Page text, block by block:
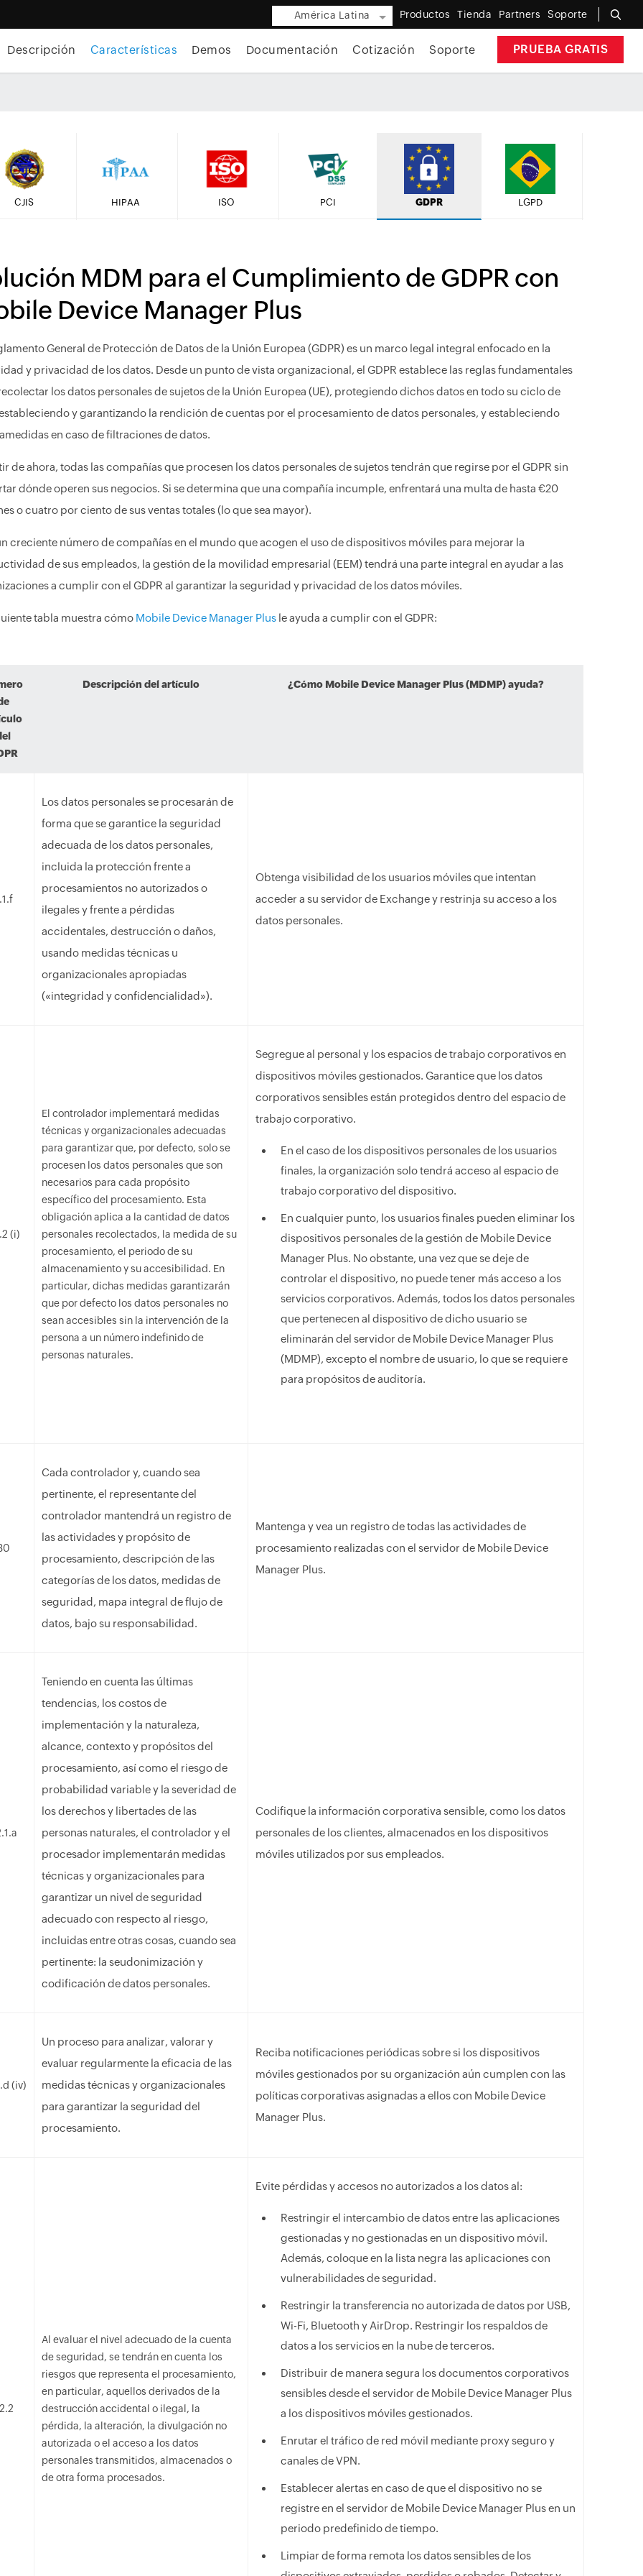
América Latina Productos Tienda Partners Soporte
PRUEBA GRATIS
Descripción Características Demos Documentación Cotización Soporte
CJIS HIPAA ISO PCI GDPR LGPD
MDM para el Cumplimiento de GDPR con
Device Manager Plus
General de Protección de Datos de la Unión Europea (GDPR) es un marco legal integral enfocado en la
y privacidad de los datos. Desde un punto de vista organizacional, el GDPR establece las reglas fundamentales
los datos personales de sujetos de la Unión Europea (UE), protegiendo dichos datos en todo su ciclo de
y garantizando la rendición de cuentas por el procesamiento de datos personales, y estableciendo
en caso de filtraciones de datos.
de ahora, todas las compañías que procesen los datos personales de sujetos tendrán que regirse por el GDPR sin
dónde operen sus negocios. Si se determina que una compañía incumple, enfrentará una multa de hasta €20
o cuatro por ciento de sus ventas totales (lo que sea mayor).
creciente número de compañías en el mundo que acogen el uso de dispositivos móviles para mejorar la
de sus empleados, la gestión de la movilidad empresarial (EEM) tendrá una parte integral en ayudar a las
a cumplir con el GDPR al garantizar la seguridad y privacidad de los datos móviles.
tabla muestra cómo Mobile Device Manager Plus le ayuda a cumplir con el GDPR:
Descripción del artículo ¿Cómo Mobile Device Manager Plus (MDMP) ayuda?
Los datos personales se procesarán de
forma que se garantice la seguridad
adecuada de los datos personales,
incluida la protección frente a
procesamientos no autorizados o
ilegales y frente a pérdidas
accidentales, destrucción o daños,
usando medidas técnicas u
organizacionales apropiadas
(«integridad y confidencialidad»).
Obtenga visibilidad de los usuarios móviles que intentan
acceder a su servidor de Exchange y restrinja su acceso a los
datos personales.
(i)
El controlador implementará medidas
técnicas y organizacionales adecuadas
para garantizar que, por defecto, solo se
procesen los datos personales que son
necesarios para cada propósito
específico del procesamiento. Esta
obligación aplica a la cantidad de datos
personales recolectados, la medida de su
procesamiento, el periodo de su
almacenamiento y su accesibilidad. En
particular, dichas medidas garantizarán
que por defecto los datos personales no
sean accesibles sin la intervención de la
persona a un número indefinido de
personas naturales.
Segregue al personal y los espacios de trabajo corporativos en
dispositivos móviles gestionados. Garantice que los datos
corporativos sensibles están protegidos dentro del espacio de
trabajo corporativo.
En el caso de los dispositivos personales de los usuarios
finales, la organización solo tendrá acceso al espacio de
trabajo corporativo del dispositivo.
En cualquier punto, los usuarios finales pueden eliminar los
dispositivos personales de la gestión de Mobile Device
Manager Plus. No obstante, una vez que se deje de
controlar el dispositivo, no puede tener más acceso a los
servicios corporativos. Además, todos los datos personales
que pertenecen al dispositivo de dicho usuario se
eliminarán del servidor de Mobile Device Manager Plus
(MDMP), excepto el nombre de usuario, lo que se requiere
para propósitos de auditoría.
Cada controlador y, cuando sea
pertinente, el representante del
controlador mantendrá un registro de
las actividades y propósito de
procesamiento, descripción de las
categorías de los datos, medidas de
seguridad, mapa integral de flujo de
datos, bajo su responsabilidad.
Mantenga y vea un registro de todas las actividades de
procesamiento realizadas con el servidor de Mobile Device
Manager Plus.
Teniendo en cuenta las últimas
tendencias, los costos de
implementación y la naturaleza,
alcance, contexto y propósitos del
procesamiento, así como el riesgo de
probabilidad variable y la severidad de
los derechos y libertades de las
personas naturales, el controlador y el
procesador implementarán medidas
técnicas y organizacionales para
garantizar un nivel de seguridad
adecuado con respecto al riesgo,
incluidas entre otras cosas, cuando sea
pertinente: la seudonimización y
codificación de datos personales.
Codifique la información corporativa sensible, como los datos
personales de los clientes, almacenados en los dispositivos
móviles utilizados por sus empleados.
(iv)
Un proceso para analizar, valorar y
evaluar regularmente la eficacia de las
medidas técnicas y organizacionales
para garantizar la seguridad del
procesamiento.
Reciba notificaciones periódicas sobre si los dispositivos
móviles gestionados por su organización aún cumplen con las
políticas corporativas asignadas a ellos con Mobile Device
Manager Plus.
Al evaluar el nivel adecuado de la cuenta
de seguridad, se tendrán en cuenta los
riesgos que representa el procesamiento,
en particular, aquellos derivados de la
destrucción accidental o ilegal, la
pérdida, la alteración, la divulgación no
autorizada o el acceso a los datos
personales transmitidos, almacenados o
de otra forma procesados.
Evite pérdidas y accesos no autorizados a los datos al:
Restringir el intercambio de datos entre las aplicaciones
gestionadas y no gestionadas en un dispositivo móvil.
Además, coloque en la lista negra las aplicaciones con
vulnerabilidades de seguridad.
Restringir la transferencia no autorizada de datos por USB,
Wi-Fi, Bluetooth y AirDrop. Restringir los respaldos de
datos a los servicios en la nube de terceros.
Distribuir de manera segura los documentos corporativos
sensibles desde el servidor de Mobile Device Manager Plus
a los dispositivos móviles gestionados.
Enrutar el tráfico de red móvil mediante proxy seguro y
canales de VPN.
Establecer alertas en caso de que el dispositivo no se
registre en el servidor de Mobile Device Manager Plus en un
periodo predefinido de tiempo.
Limpiar de forma remota los datos sensibles de los